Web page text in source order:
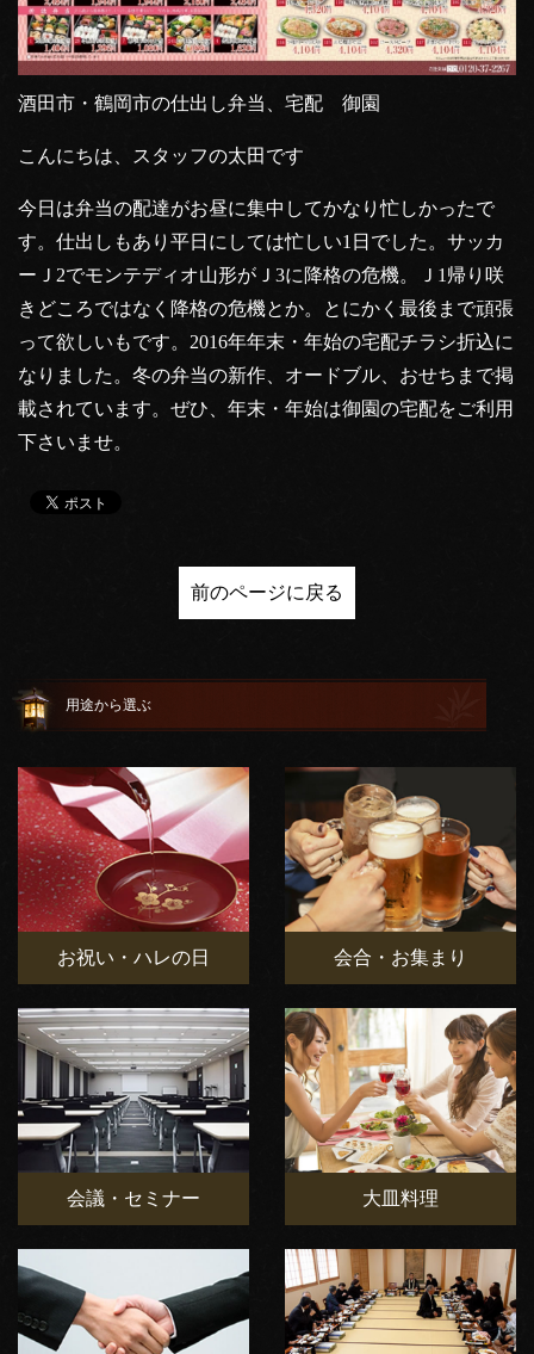
酒田市・鶴岡市の仕出し弁当、宅配 御園
こんにちは、スタッフの太田です
今日は弁当の配達がお昼に集中してかなり忙しかったで
す。仕出しもあり平日にしては忙しい1日でした。サッカ
ーＪ2でモンテディオ山形がＪ3に降格の危機。Ｊ1帰り咲
きどころではなく降格の危機とか。とにかく最後まで頑張
って欲しいもです。2016年年末・年始の宅配チラシ折込に
なりました。冬の弁当の新作、オードブル、おせちまで掲
載されています。ぜひ、年末・年始は御園の宅配をご利用
下さいませ。
前のページに戻る
用途から選ぶ
お祝い・ハレの日 会合・お集まり
会議・セミナー 大皿料理